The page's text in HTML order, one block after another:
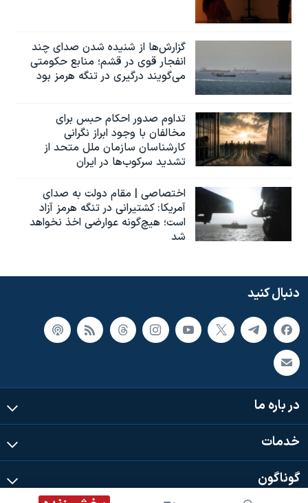
گزارش‌ها از شنیده شدن صدای چند
انفجار قوی در قشم؛ منابع حکومتی
می‌گویند درگیری در تنگه هرمز بود
تداوم صدور احکام حبس برای
مخالفان با وجود ابراز نگرانی
کارشناسان سازمان ملل متحد از
تشدید سرکوب‌ها در ایران
اختصاصی | مقام دولت به صدای
آمریکا: کشتیرانی در تنگه هرمز آزاد
است؛ هیچ‌گونه عوارضی اخذ نخواهد
شد
دنبال کنید
در باره ما
خدمات
گوناگون